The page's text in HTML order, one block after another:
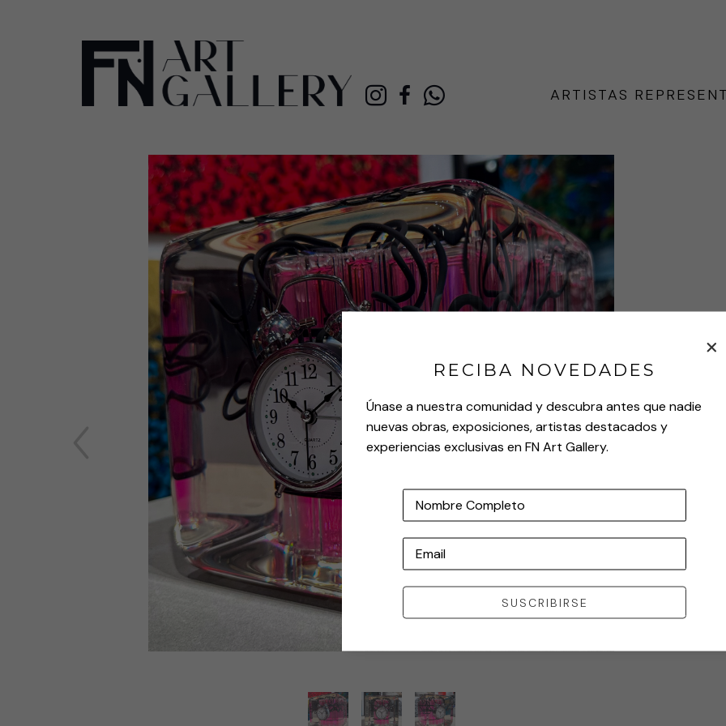
ARTISTAS
RECIBA NOVEDADES
Únase a nuestra comunidad y descubra antes que nadie
nuevas obras, exposiciones, artistas destacados y
experiencias exclusivas en FN Art Gallery.
Nombre Completo
Email
SUSCRIBIRSE